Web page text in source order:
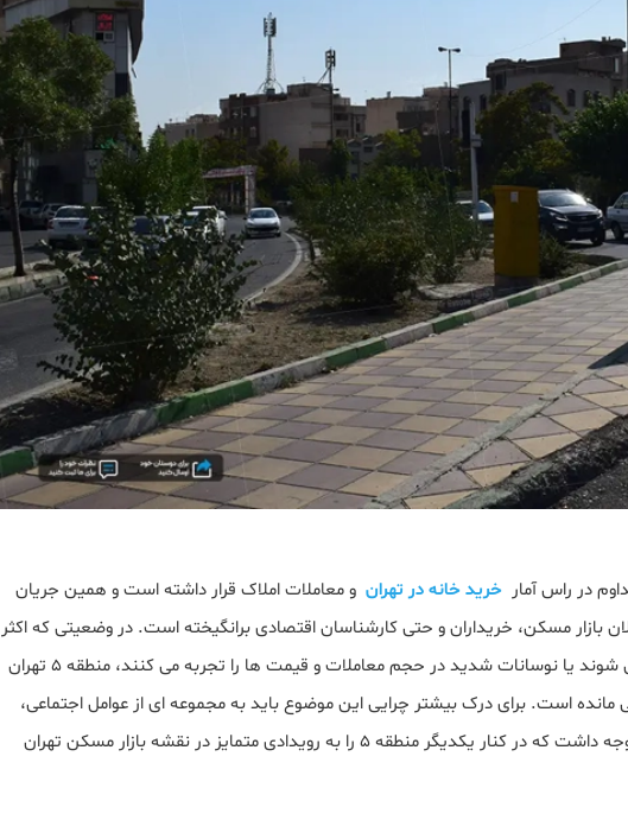
خرید خانه در تهران و معاملات املاک قرار داشته است و همین جریان
بازار مسکن، خریداران و حتی کارشناسان اقتصادی برانگیخته است. در وضعیتی که اکثر
مناطق پایتخت یا درگیر رکود معاملاتی می‌ شوند یا نوسانات شدید در حجم معاملات و قیمت‌ ها را تجربه می‌ کنند، منطقه ۵ تهران
مانده است. برای درک بیشتر چرایی این موضوع باید به مجموعه‌ ای از عوامل اجتماعی،
ساختاری، اقتصادی و حتی روانشناختی توجه داشت که در کنار یکدیگر منطقه ۵ را به رویدادی متمایز در نقشه بازار مسکن تهران